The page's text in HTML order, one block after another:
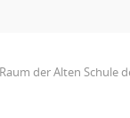
der Alten Schule